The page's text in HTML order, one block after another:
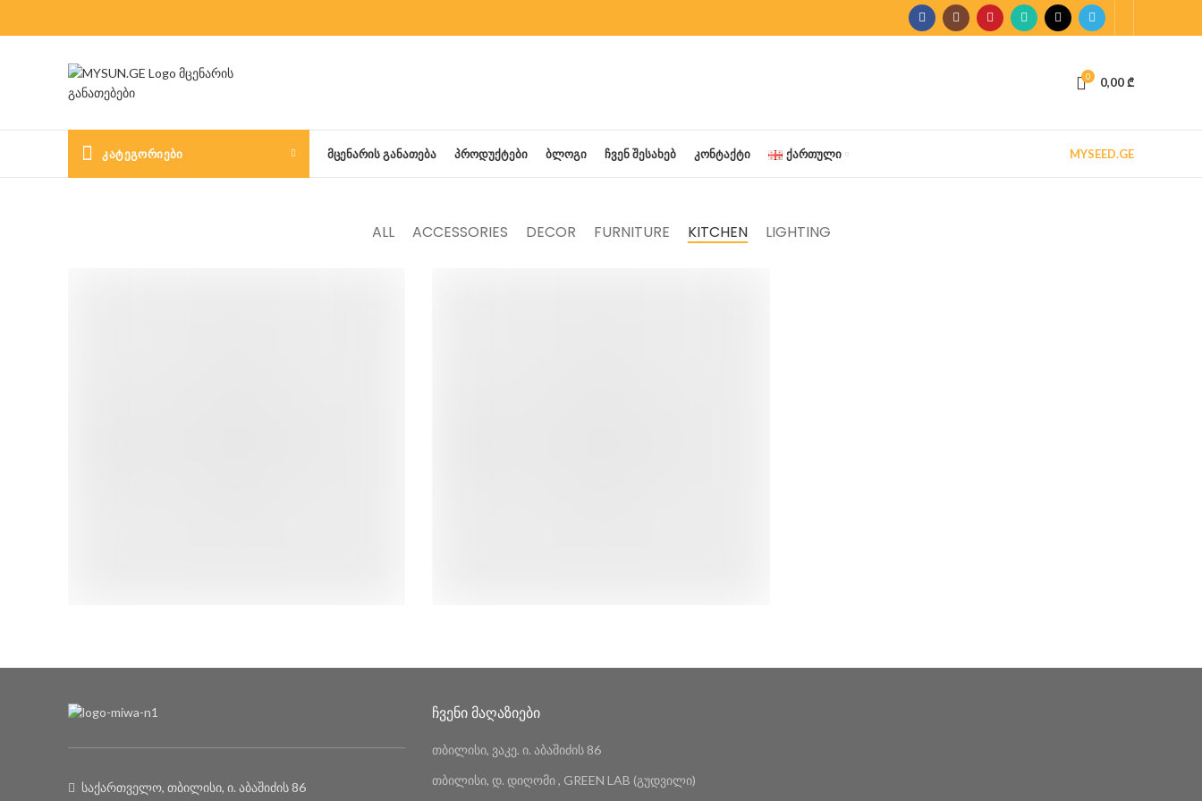
0 0,00₾
ᲙᲐᲢᲔᲒᲝᲠᲘᲔᲑᲘ ᲛᲪᲔᲜᲐᲠᲘᲡ ᲒᲐᲜᲐᲗᲔᲑᲐ ᲞᲠᲝᲓᲣᲥᲢᲔᲑᲘ ᲑᲚᲝᲒᲘ ᲩᲕᲔᲜ ᲨᲔᲡᲐᲮᲔᲑ ᲙᲝᲜᲢᲐᲥᲢᲘ ᲥᲐᲠᲗᲣᲚᲘ MYSEED.GE
ALL ACCESSORIES DECOR FURNITURE KITCHEN LIGHTING
საქართველო, თბილისი, ი. აბაშიძის 86
ᲩᲕᲔᲜᲘ ᲛᲐᲦᲐᲖᲘᲔᲑᲘ
თბილისი, ვაკე. ი. აბაშიძის 86
თბილისი, დ. დიღომი , GREEN LAB (გუდვილი)